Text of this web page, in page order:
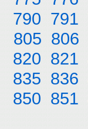
790 791
805 806
820 821
835 836
850 851